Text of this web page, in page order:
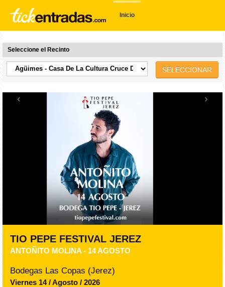
Inicio
Seleccione el Recinto
SELECCIONAR
‹ ›
TIO PEPE FESTIVAL JEREZ
ANTOÑITO MOLINA - 14 AGOSTO
Bodegas Las Copas (Jerez)
Viernes 14 / Agosto / 2026